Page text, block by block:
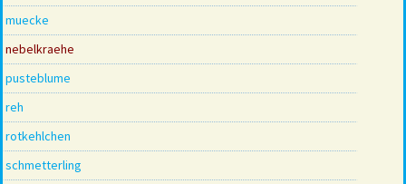
muecke
nebelkraehe
pusteblume
reh
rotkehlchen
schmetterling